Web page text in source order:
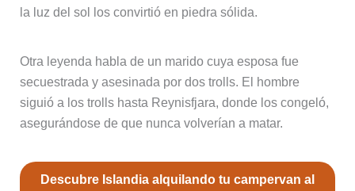
la luz del sol los convirtió en piedra sólida.
Otra leyenda habla de un marido cuya esposa fue
secuestrada y asesinada por dos trolls. El hombre
siguió a los trolls hasta Reynisfjara, donde los congeló,
asegurándose de que nunca volverían a matar.
Descubre Islandia alquilando tu campervan al